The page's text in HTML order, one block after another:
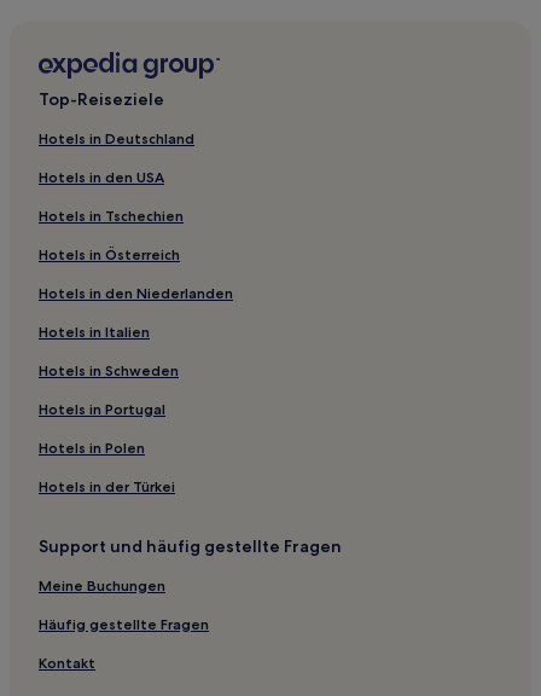
Hotels nahe Kongresszentrum Harrogate
Hotels nahe Royal Pump Room Museum
Grafschaft West Yorkshire: Hotels
Hotels nahe Shibden Hall
Lofthouse Hotels
Hotels nahe The Light
Hotels nahe Bahnhof Halifax
Haworth Hotels
Metropolitan Borough of Kirklees: Hotels
Hotels nahe St George's Hall
Hotels nahe White Rose Shopping Center
Morley Hotels
Hotels nahe Halifax Piece Hall
Hotels nahe Little Germany
Hotels nahe Turk's Head Yard
Churwell Hotels
Top-Reiseziele
Hotels in Deutschland
Hotels in den USA
Hotels in Tschechien
Hotels in Österreich
Hotels in den Niederlanden
Hotels in Italien
Hotels in Schweden
Hotels in Portugal
Hotels in Polen
Hotels in der Türkei
Support und häufig gestellte Fragen
Meine Buchungen
Häufig gestellte Fragen
Kontakt